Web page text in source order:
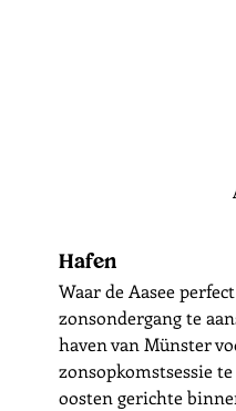
Hafen
Waar de Aasee
zonsondergang te
haven van Münster
zonsopkomstsessie
oosten gerichte